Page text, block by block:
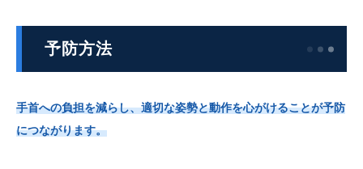
予防方法
手首への負担を減らし、適切な姿勢と動作を心がけることが予防
につながります。